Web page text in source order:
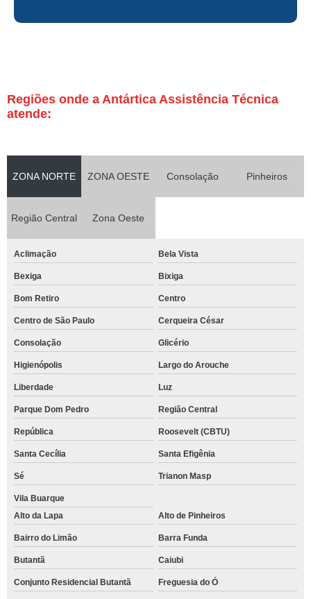
Regiões onde a Antártica Assistência Técnica
atende:
ZONA NORTE ZONA OESTE Consolação Pinheiros
Região Central Zona Oeste
Aclimação Bela Vista
Bexiga Bixiga
Bom Retiro Centro
Centro de São Paulo Cerqueira César
Consolação Glicério
Higienópolis Largo do Arouche
Liberdade Luz
Parque Dom Pedro Região Central
República Roosevelt (CBTU)
Santa Cecília Santa Efigênia
Sé Trianon Masp
Vila Buarque
Alto da Lapa
Alto de Pinheiros
Bairro do Limão Barra Funda
Butantã Caiubi
Conjunto Residencial Butantã Freguesia do Ó